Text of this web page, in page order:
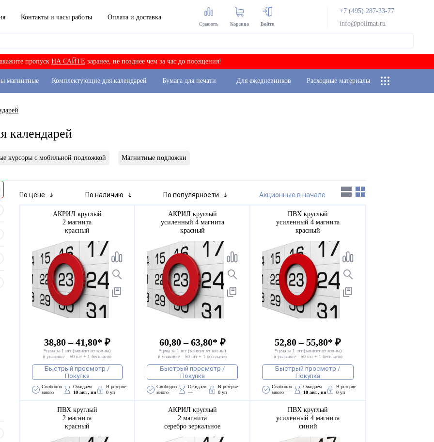
Контакты и часы работы Оплата и доставка
Сравнить Корзина Войти
+7 (495) 287-33-77
info@polimat.ru
пропуск НА САЙТЕ заранее, не позднее чем за час до посещения!
магнитные Комплектующие для календарей Бумага для печати Для ежедневников Расходные материалы
календарей
курсоры с мобильной подложкой Магнитные подложки
По цене По наличию По популярности Акционные в начале
АКРИЛ круглый
2 магнита
красный
38,80 – 41,80* ₽
*цена за 1 шт (зависит от кол-ва)
в упаковке – 50 шт + 1 бесплатно
Быстрый просмотр /
Покупка
Свободно
много
Ожидаем
10 авг., пн
В резерве
0 уп
АКРИЛ круглый
усиленный 4 магнита
красный
60,80 – 63,80* ₽
*цена за 1 шт (зависит от кол-ва)
в упаковке – 50 шт + 1 бесплатно
Быстрый просмотр /
Покупка
Свободно
много
Ожидаем
—
В резерве
0 уп
ПВХ круглый
усиленный 4 магнита
красный
52,80 – 55,80* ₽
*цена за 1 шт (зависит от кол-ва)
в упаковке – 50 шт + 1 бесплатно
Быстрый просмотр /
Покупка
Свободно
много
Ожидаем
10 авг., пн
В резерве
0 уп
ПВХ круглый
2 магнита
красный
АКРИЛ круглый
2 магнита
серебро зеркальное
ПВХ круглый
усиленный 4 магнита
синий